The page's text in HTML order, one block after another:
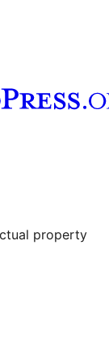
property